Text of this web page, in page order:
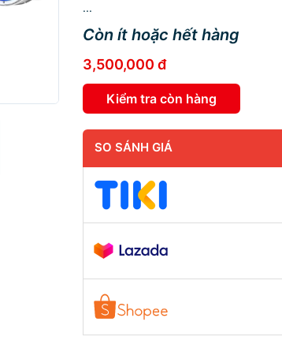
...
Còn ít hoặc hết hàng
3,500,000 đ
Kiểm tra còn hàng
SO SÁNH GIÁ